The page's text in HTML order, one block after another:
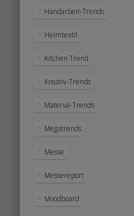
Handarbeit-Trends
Heimtextil
Kitchen Trend
Kreativ-Trends
Material-Trends
Megatrends
Messe
Messereport
Moodboard